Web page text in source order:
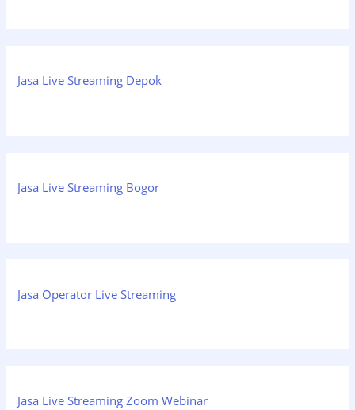
Jasa Live Streaming Depok
Jasa Live Streaming Bogor
Jasa Operator Live Streaming
Jasa Live Streaming Zoom Webinar